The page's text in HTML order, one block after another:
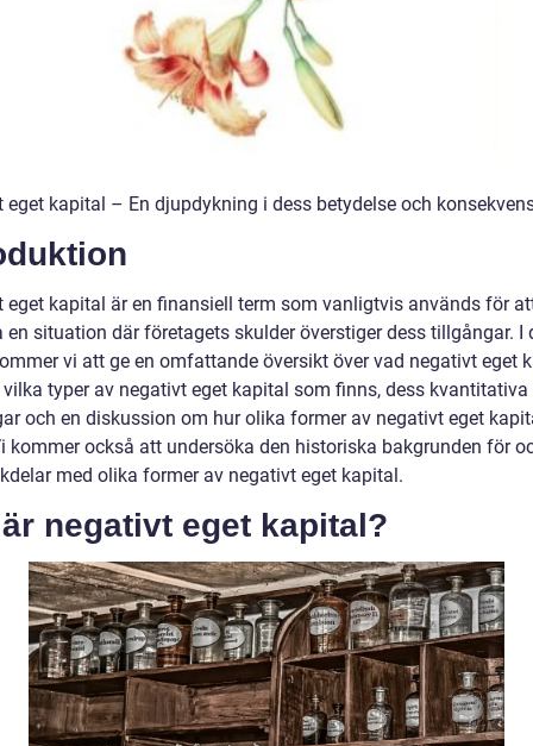
eget kapital – En djupdykning i dess betydelse och
eget kapital är en finansiell term som vanligtvis används för
en situation där företagets skulder överstiger dess tillgångar. I
vi att ge en omfattande översikt över vad negativt eget
vilka typer av negativt eget kapital som finns, dess kvantitativa
och en diskussion om hur olika former av negativt eget
kommer också att undersöka den historiska bakgrunden för
med olika former av negativt eget kapital.
negativt eget kapital?